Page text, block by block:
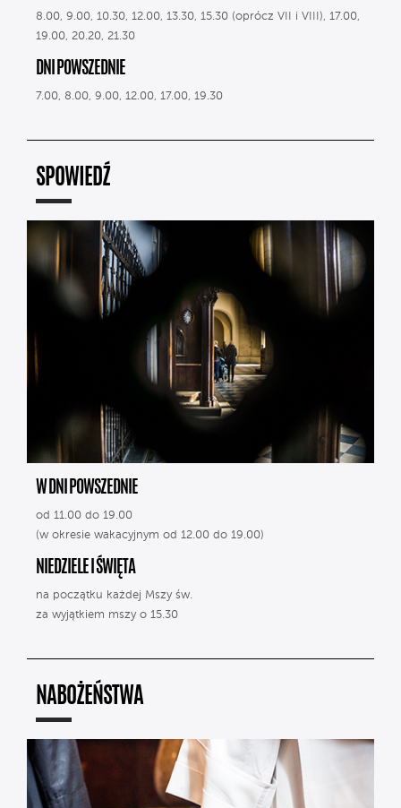
8.00, 9.00, 10.30, 12.00, 13.30, 15.30 (oprócz VII i VIII), 17.00,
19.00, 20.20, 21.30
DNI POWSZEDNIE
7.00, 8.00, 9.00, 12.00, 17.00, 19.30
SPOWIEDŹ
W DNI POWSZEDNIE
od 11.00 do 19.00
(w okresie wakacyjnym od 12.00 do 19.00)
NIEDZIELE I ŚWIĘTA
na początku każdej Mszy św.
za wyjątkiem mszy o 15.30
NABOŻEŃSTWA